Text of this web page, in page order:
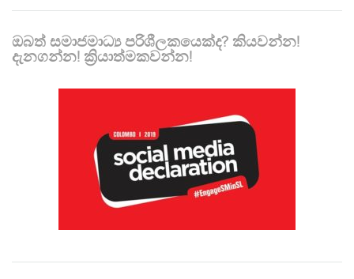
ඔබත් සමාජමාධ්‍ය පරිශීලකයෙක්ද? කියවන්න!
දැනගන්න! ක්‍රියාත්මකවන්න!